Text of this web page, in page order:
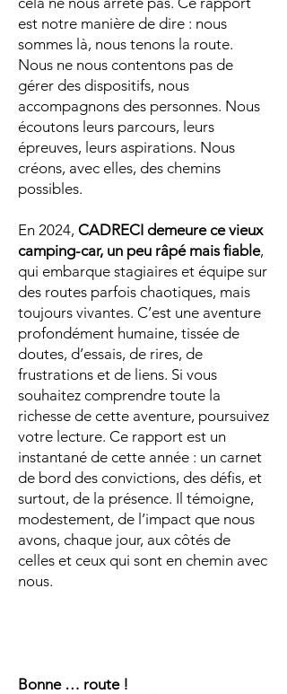
est notre manière de dire : nous
sommes là, nous tenons la route.
Nous ne nous contentons pas de
gérer des dispositifs, nous
accompagnons des personnes. Nous
écoutons leurs parcours, leurs
épreuves, leurs aspirations. Nous
créons, avec elles, des chemins
possibles.
En 2024, CADRECI demeure ce vieux
camping-car, un peu râpé mais fiable,
qui embarque stagiaires et équipe sur
des routes parfois chaotiques, mais
toujours vivantes. C’est une aventure
profondément humaine, tissée de
doutes, d’essais, de rires, de
frustrations et de liens. Si vous
souhaitez comprendre toute la
richesse de cette aventure, poursuivez
votre lecture. Ce rapport est un
instantané de cette année : un carnet
de bord des convictions, des défis, et
surtout, de la présence. Il témoigne,
modestement, de l’impact que nous
avons, chaque jour, aux côtés de
celles et ceux qui sont en chemin avec
nous.
Bonne … route !